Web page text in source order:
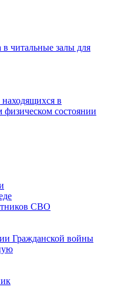
читальные залы для
в
физическом состоянии
СВО
Гражданской войны